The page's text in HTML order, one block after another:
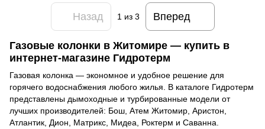
Назад 1 из 3 Вперед
Газовые колонки в Житомире — купить в
интернет-магазине Гидротерм
Газовая колонка — экономное и удобное решение для
горячего водоснабжения любого жилья. В каталоге Гидротерм
представлены дымоходные и турбированные модели от
лучших производителей: Бош, Атем Житомир, Аристон,
Атлантик, Дион, Матрикс, Мидеа, Роктерм и Саванна.